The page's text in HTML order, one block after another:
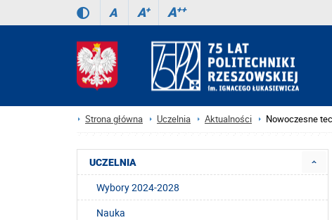
A A+ A++
Strona główna Uczelnia Aktualności Nowoczesne
UCZELNIA
Wybory 2024-2028
Nauka